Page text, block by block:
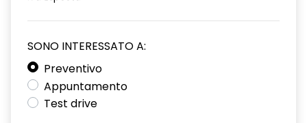
SONO INTERESSATO A:
Preventivo
Appuntamento
Test drive